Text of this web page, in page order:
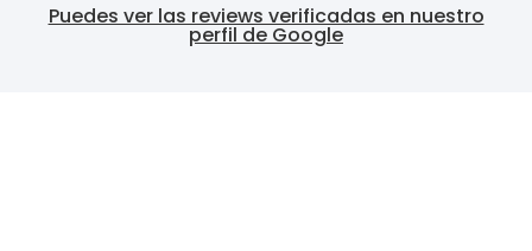
Puedes ver las reviews verificadas en nuestro
perfil de Google